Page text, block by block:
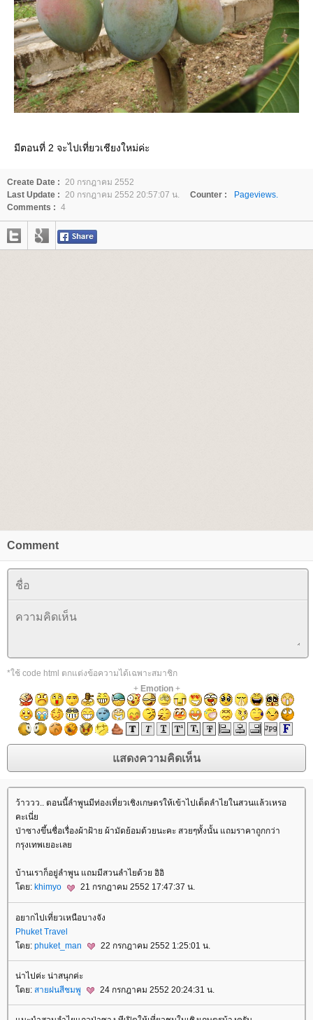
มีตอนที่ 2 จะไปเที่ยวเชียงใหม่ค่ะ
Create Date : 20 กรกฎาคม 2552
Last Update : 20 กรกฎาคม 2552 20:57:07 น. Counter :
Pageviews.
Comments : 4
Comment
*ใช้ code html ตกแต่งข้อความได้เฉพาะสมาชิก
+ Emotion+
ว้าววว.. ตอนนี้ลำพูนมีท่องเที่ยวเชิงเกษตรให้เข้าไปเด็ดลำไยในสวนแล้วเหรอ
คะเนี่
ป่าซางขึ้นชื่อเรื่องผ้าฝ้าย ผ้ามัดย้อมด้วยนะคะ สวยๆทั้งนั้น แถมราคาถูกกว่า
กรุงเทพเยอะเล
บ้านเราก็อยู่ลำพูน แถมมีสวนลำไยด้วย อิอิ
ดย: khimyo 21 กรกฎาคม 2552 17:47:37 น.
อยากไปเที่ยวเหนือบางจัง
Phuket Travel
ดย: phuket_man 22 กรกฎาคม 2552 1:25:01 น.
น่าไปค่ะ น่าสนุกค่ะ
ดย: สายฝนสีชมพู 24 กรกฎาคม 2552 20:24:31 น.